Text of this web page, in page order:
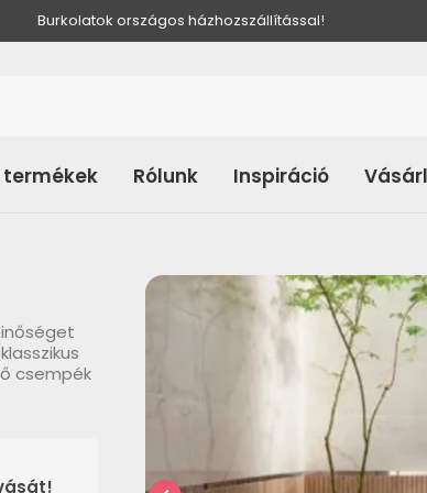
Burkolatok országos házhozszállítással!
Rólunk Inspiráció
csempék